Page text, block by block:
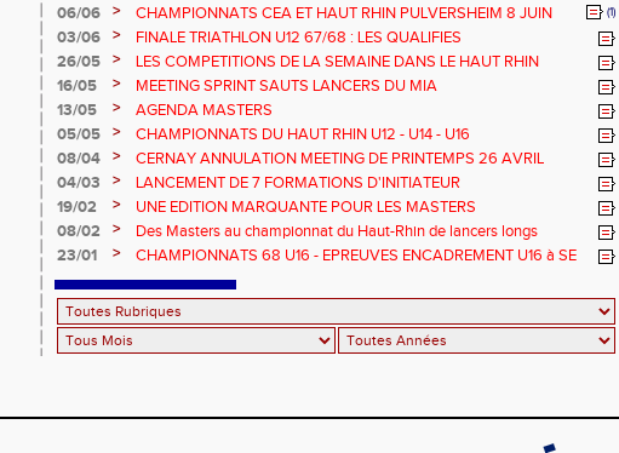
06/06
> CHAMPIONNATS CEA ET HAUT RHIN PULVERSHEIM 8 JUIN (1)
03/06 >
FINALE TRIATHLON U12 67/68 : LES QUALIFIES
26/05
>
LES COMPETITIONS DE LA SEMAINE DANS LE HAUT RHIN
16/05
>
MEETING SPRINT SAUTS LANCERS DU MIA
13/05
>
AGENDA MASTERS
05/05
>
CHAMPIONNATS DU HAUT RHIN U12 - U14 - U16
08/04
>
CERNAY ANNULATION MEETING DE PRINTEMPS 26 AVRIL
04/03
>
LANCEMENT DE 7 FORMATIONS D'INITIATEUR
19/02
>
UNE EDITION MARQUANTE POUR LES MASTERS
08/02
>
Des Masters au championnat du Haut-Rhin de lancers longs
23/01
>
CHAMPIONNATS 68 U16 - EPREUVES ENCADREMENT U16 à SE